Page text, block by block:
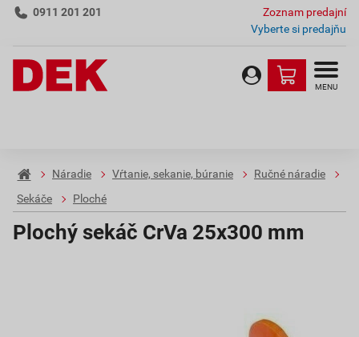
0911 201 201
Zoznam predajní
Vyberte si predajňu
MENU
Náradie Vŕtanie, sekanie, búranie
Ručné náradie
Sekáče
Ploché
Plochý sekáč CrVa 25x300 mm